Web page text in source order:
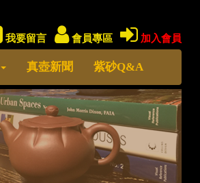
我要留言 會員專區 加入會員
真壺新聞 紫砂Q&A